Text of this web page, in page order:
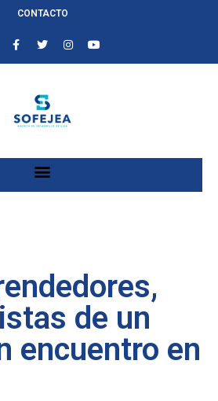
CONTACTO
de un
encuentro en